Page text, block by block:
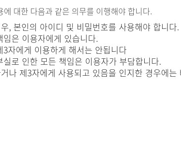
대한 다음과 같은 의무를 이행해야 합니다.
, 본인의 아이디 및 비밀번호를 사용해야 합니다.
은 이용자에게 있습니다.
자에게 이용하게 해서는 안됩니다
로 인한 모든 책임은 이용자가 부담합니다.
나 제3자에게 사용되고 있음을 인지한 경우에